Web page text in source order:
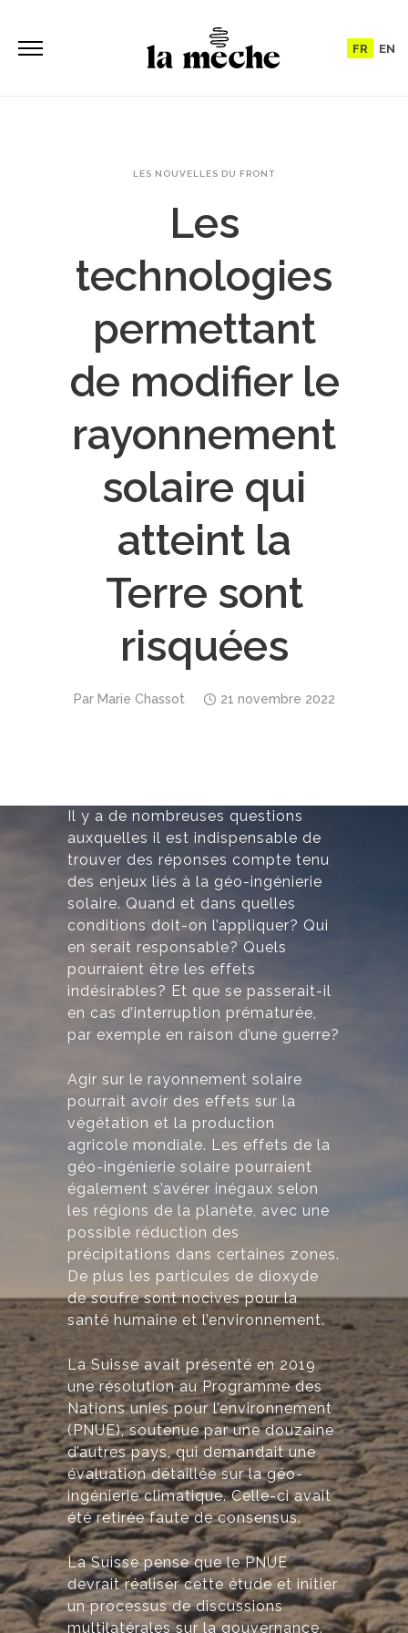
FR EN
LES NOUVELLES DU FRONT
Les
technologies
permettant
de modifier le
rayonnement
solaire qui
atteint la
Terre sont
risquées
Par Marie Chassot 21 novembre 2022
Il y a de nombreuses questions
auxquelles il est indispensable de
trouver des réponses compte tenu
des enjeux liés à la géo-ingénierie
solaire. Quand et dans quelles
conditions doit-on l’appliquer? Qui
en serait responsable? Quels
pourraient être les effets
indésirables? Et que se passerait-il
en cas d’interruption prématurée,
par exemple en raison d’une guerre?
Agir sur le rayonnement solaire
pourrait avoir des effets sur la
végétation et la production
agricole mondiale. Les effets de la
géo-ingénierie solaire pourraient
également s’avérer inégaux selon
les régions de la planète, avec une
possible réduction des
précipitations dans certaines zones.
De plus les particules de dioxyde
de soufre sont nocives pour la
santé humaine et l’environnement.
La Suisse avait présenté en 2019
une résolution au Programme des
Nations unies pour l’environnement
(PNUE), soutenue par une douzaine
d’autres pays, qui demandait une
évaluation détaillée sur la géo-
ingénierie climatique. Celle-ci avait
été retirée faute de consensus.
La Suisse pense que le PNUE
devrait réaliser cette étude et initier
un processus de discussions
multilatérales sur la gouvernance.